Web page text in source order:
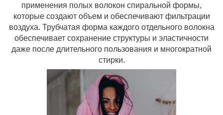
применения полых волокон спиральной формы,
которые создают объем и обеспечивают фильтрации
воздуха. Трубчатая форма каждого отдельного волокна
обеспечивает сохранение структуры и эластичности
даже после длительного пользования и многократной
стирки.